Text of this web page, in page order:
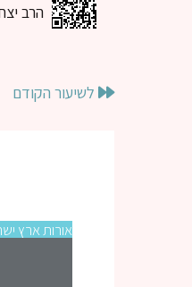
הרב
לשיעור הקודם
אורות ארץ